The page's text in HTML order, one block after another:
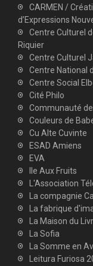
CARMEN /
d’Expressions
Centre Culturel
Riquier
Centre Culturel
Centre National
Centre Social
Cité Philo
Communauté
Couleurs de
Cu Alte Cuvinte
ESAD Amiens
EVA
Ile Aux Fruits
L'Association
La compagnie
La fabrique
La Maison du
La Sofia
La Somme en
Leitura Furiosa